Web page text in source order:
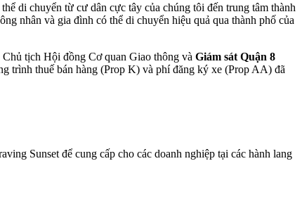
di chuyển từ cư dân cực tây của chúng tôi đến trung tâm thành
nhân và gia đình có thể di chuyển hiệu quả qua thành phố của
tịch Hội đồng Cơ quan Giao thông và Giám sát Quận 8
trình thuế bán hàng (Prop K) và phí đăng ký xe (Prop AA) đã
Sunset để cung cấp cho các doanh nghiệp tại các hành lang